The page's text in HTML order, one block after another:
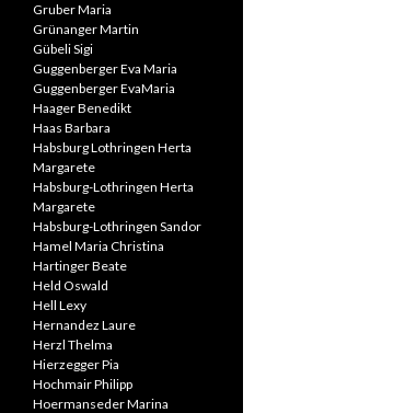
Gruber Maria
Grünanger Martin
Gübeli Sigi
Guggenberger Eva Maria
Guggenberger EvaMaria
Haager Benedikt
Haas Barbara
Habsburg Lothringen Herta
Margarete
Habsburg-Lothringen Herta
Margarete
Habsburg-Lothringen Sandor
Hamel Maria Christina
Hartinger Beate
Held Oswald
Hell Lexy
Hernandez Laure
Herzl Thelma
Hierzegger Pia
Hochmair Philipp
Hoermanseder Marina